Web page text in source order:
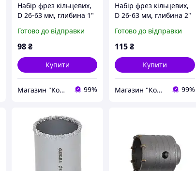
Набір фрез кільцевих,
D 26-63 мм, глибина 1"
Готово до відправки
98₴
Купити
Магазин "Корд" 99%
Набір фрез кільцевих,
D 26-63 мм, глибина 2"
Готово до відправки
115₴
Купити
Магазин "Корд" 99%